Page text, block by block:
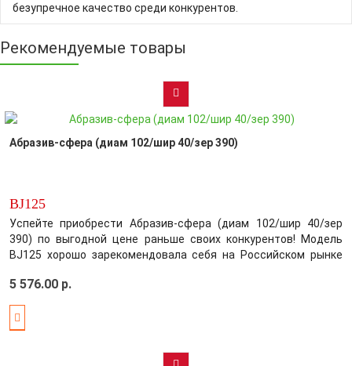
безупречное качество среди конкурентов.
Рекомендуемые товары
Абразив-сфера (диам 102/шир 40/зер 390)
BJ125
Успейте приобрести Абразив-сфера (диам 102/шир 40/зер
390) по выгодной цене раньше своих конкурентов! Модель
BJ125 хорошо зарекомендовала себя на Российском рынке
усовершенствовать выбранный вами товар, обеспечив этим
5 576.00 р.